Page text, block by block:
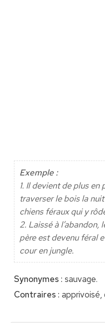
Exemple :
1. Il devient de plus en
traverser le bois la
chiens féraux qui y
2. Laissé à
père est devenu féral
cour en jungle.
Synonymes : sauvage.
Contraires : apprivoisé,